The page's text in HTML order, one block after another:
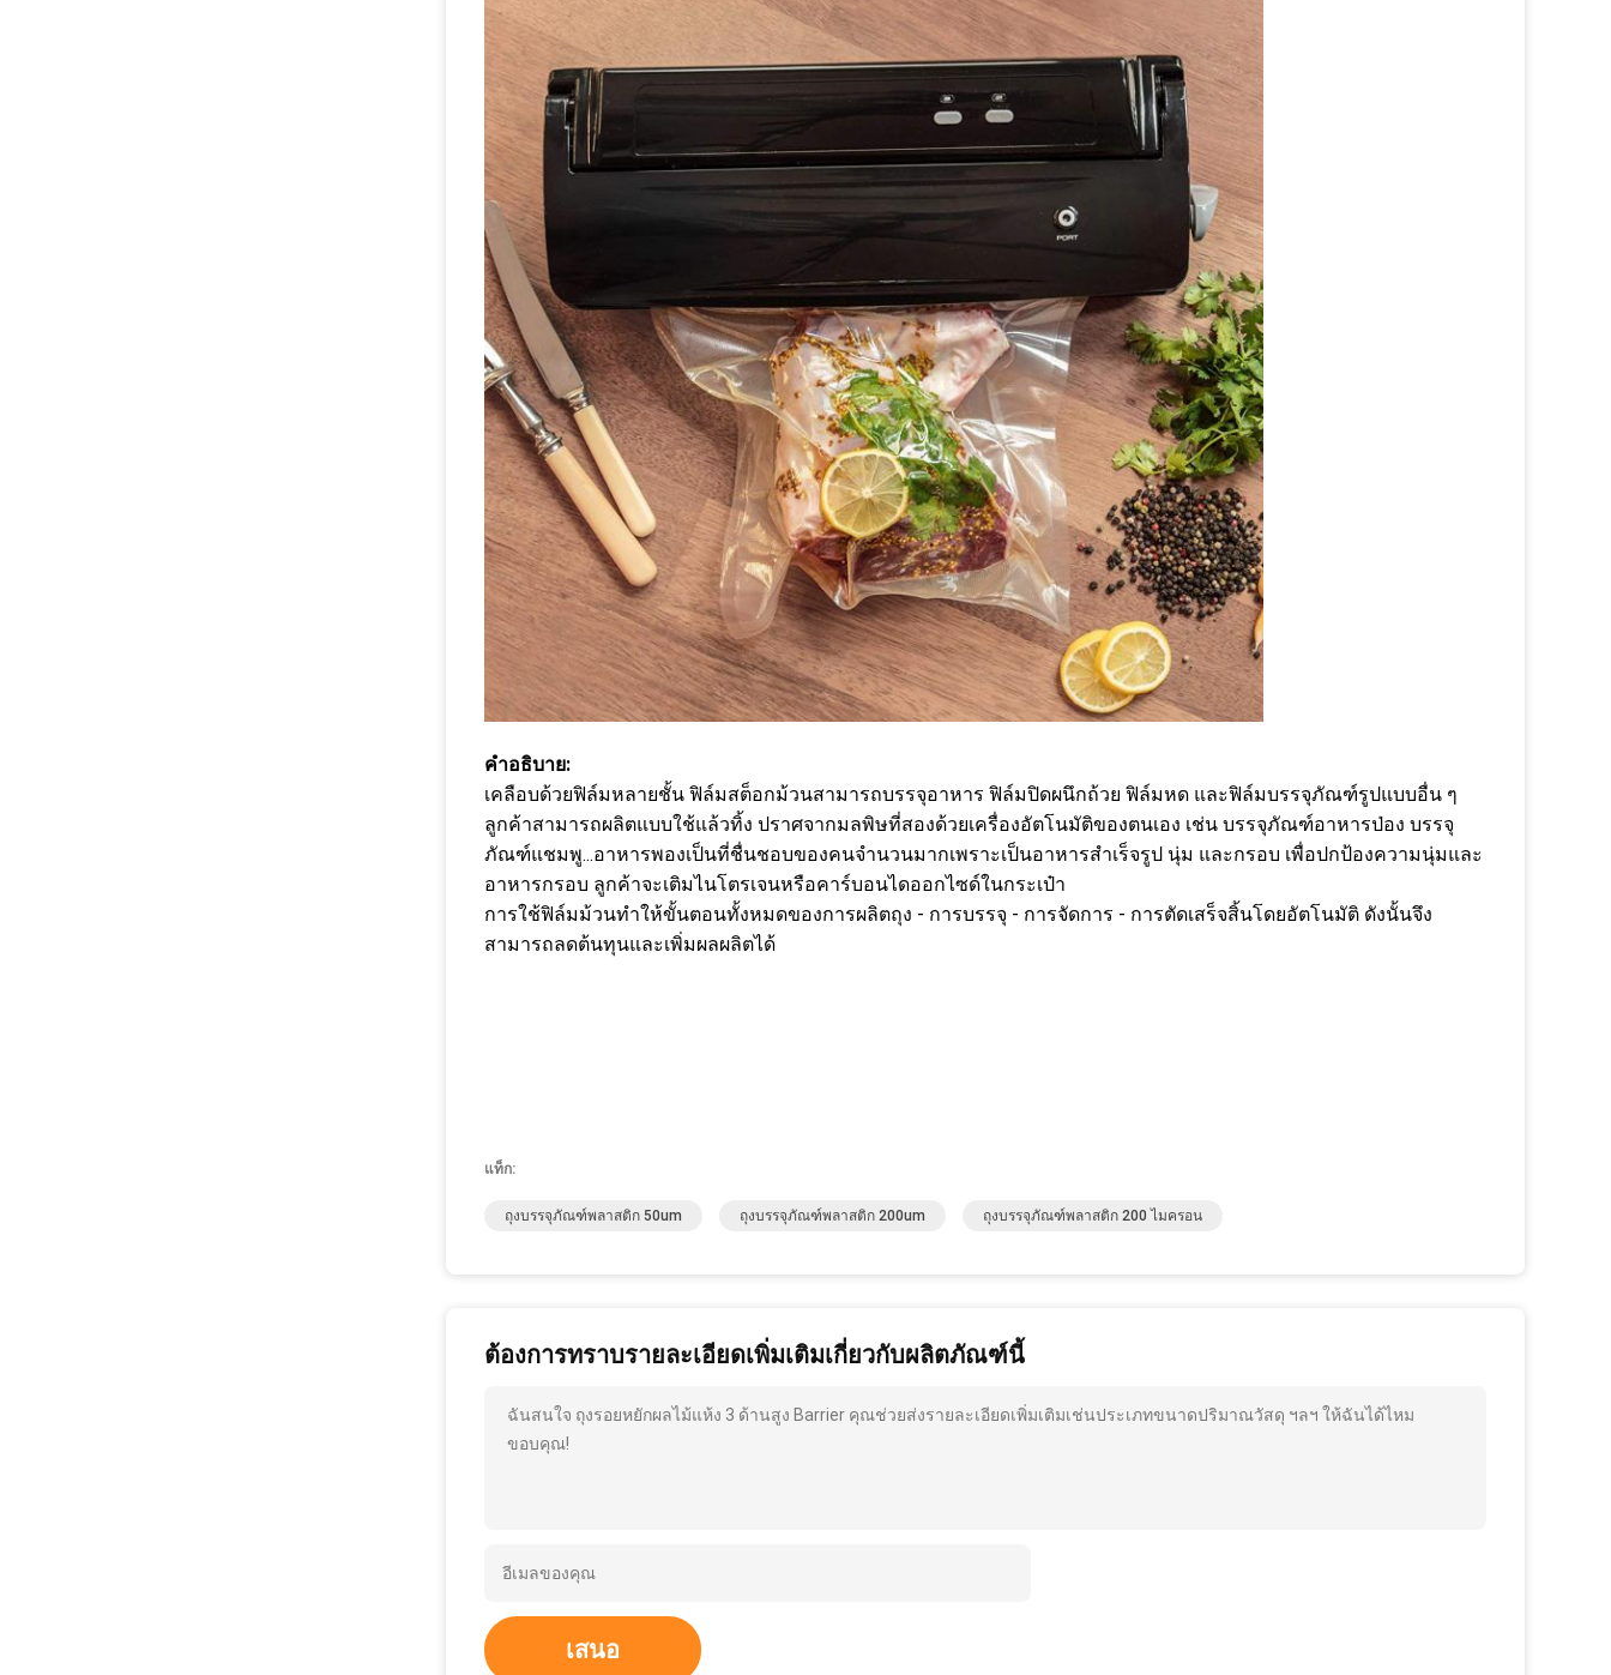
คำอธิบาย:
เคลือบด้วยฟิล์มหลายชั้น ฟิล์มสต็อกม้วนสามารถบรรจุอาหาร ฟิล์มปิดผนึกถ้วย ฟิล์มหด และฟิล์มบรรจุภัณฑ์รูปแบบอื่น ๆ
ลูกค้าสามารถผลิตแบบใช้แล้วทิ้ง ปราศจากมลพิษที่สองด้วยเครื่องอัตโนมัติของตนเอง เช่น บรรจุภัณฑ์อาหารป่อง บรรจุ
ภัณฑ์แชมพู...อาหารพองเป็นที่ชื่นชอบของคนจำนวนมากเพราะเป็นอาหารสำเร็จรูป นุ่ม และกรอบ เพื่อปกป้องความนุ่มและ
อาหารกรอบ ลูกค้าจะเติมไนโตรเจนหรือคาร์บอนไดออกไซด์ในกระเป๋า
การใช้ฟิล์มม้วนทำให้ขั้นตอนทั้งหมดของการผลิตถุง - การบรรจุ - การจัดการ - การตัดเสร็จสิ้นโดยอัตโนมัติ ดังนั้นจึง
สามารถลดต้นทุนและเพิ่มผลผลิตได้
แท็ก:
ถุงบรรจุภัณฑ์พลาสติก 50um ถุงบรรจุภัณฑ์พลาสติก 200um ถุงบรรจุภัณฑ์พลาสติก 200 ไมครอน
ต้องการทราบรายละเอียดเพิ่มเติมเกี่ยวกับผลิตภัณฑ์นี้
ฉันสนใจ ถุงรอยหยักผลไม้แห้ง 3 ด้านสูง Barrier คุณช่วยส่งรายละเอียดเพิ่มเติมเช่นประเภทขนาดปริมาณวัสดุ ฯลฯ ให้ฉันได้ไหม
ขอบคุณ!
เสนอ